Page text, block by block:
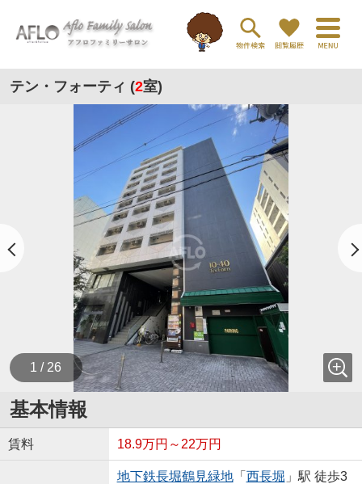
テン・フォーティ (2室)
1 / 26
基本情報
賃料 18.9万円～22万円
地下鉄長堀鶴見緑地「 西長堀 」駅 徒歩3